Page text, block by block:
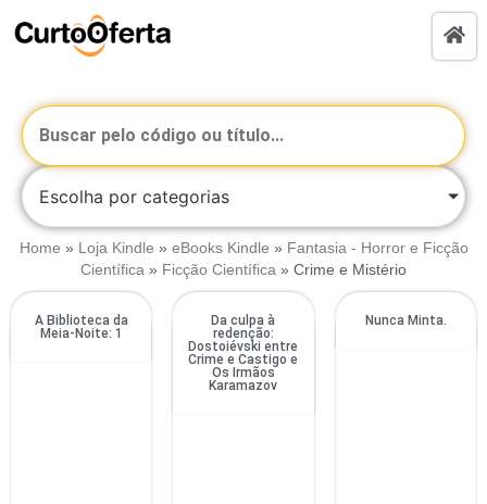
Escolha por categorias
Home » Loja Kindle » eBooks Kindle » Fantasia - Horror e Ficção
Científica » Ficção Científica » Crime e Mistério
A Biblioteca da
Meia-Noite: 1
Da culpa à
redenção:
Dostoiévski entre
Crime e Castigo e
Os Irmãos
Karamazov
Nunca Minta.